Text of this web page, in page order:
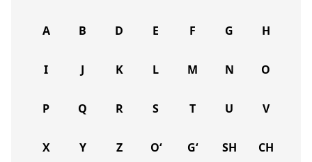
A B D E F G H
I J K L M N O
P Q R S T U V
X Y Z O‘ G‘ SH CH